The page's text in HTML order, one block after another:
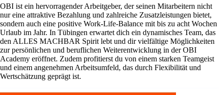
OBI ist ein hervorragender Arbeitgeber, der seinen Mitarbeitern nicht
nur eine attraktive Bezahlung und zahlreiche Zusatzleistungen bietet,
sondern auch eine positive Work-Life-Balance mit bis zu acht Wochen
Urlaub im Jahr. In Tübingen erwartet dich ein dynamisches Team, das
den ALLES MACHBAR Spirit lebt und dir vielfältige Möglichkeiten
zur persönlichen und beruflichen Weiterentwicklung in der OBI
Academy eröffnet. Zudem profitierst du von einem starken Teamgeist
und einem angenehmen Arbeitsumfeld, das durch Flexibilität und
Wertschätzung geprägt ist.